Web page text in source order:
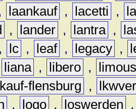
laankauf , lacetti ,
, lander , lantra ,
, lc , leaf , legacy ,
liana , libero ,
flensburg ,
, logo , loswerden